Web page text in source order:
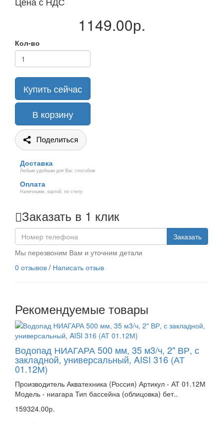
1149.00р.
Кол-во
Купить сейчас
В корзину
Поделиться
Доставка
Любым удобным для Вас способом
Оплата
Наличными, картой, по счету
Заказать в 1 клик
Заказать
Мы перезвоним Вам и уточним детали
0 отзывов / Написать отзыв
Рекомендуемые товары
Водопад НИАГАРА 500 мм, 35 м3/ч, 2" ВР, с
закладной, универсальный, AISI 316 (АТ
01.12М)
Производитель Акватехника (Россия) Артикул - АТ 01.12М
Модель - ниагара Тип бассейна (облицовка) бет..
159324.00р.